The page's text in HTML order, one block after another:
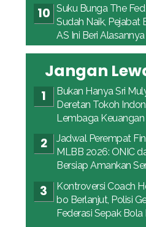
Suku Bunga The
Sudah Naik, Pejabat
AS Ini Beri Alasannya
Jangan
Bukan Hanya Sri
Deretan Tokoh
Lembaga Keuangan
Jadwal Perempat
MLBB 2026: ONIC
Bersiap Amankan
Kontroversi Coach
bo Berlanjut, Polisi
Federasi Sepak Bola